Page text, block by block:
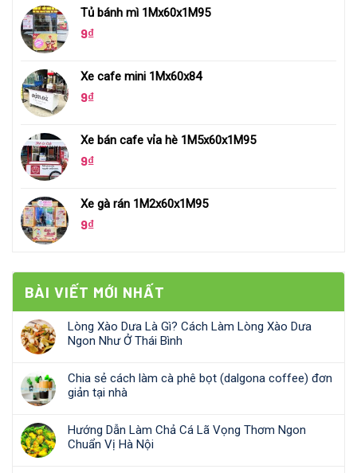
Tủ bánh mì 1Mx60x1M95
9₫
Xe cafe mini 1Mx60x84
9₫
Xe bán cafe vỉa hè 1M5x60x1M95
9₫
Xe gà rán 1M2x60x1M95
9₫
BÀI VIẾT MỚI NHẤT
Lòng Xào Dưa Là Gì? Cách Làm Lòng Xào Dưa
Ngon Như Ở Thái Bình
Chia sẻ cách làm cà phê bọt (dalgona coffee) đơn
giản tại nhà
Hướng Dẫn Làm Chả Cá Lã Vọng Thơm Ngon
Chuẩn Vị Hà Nội